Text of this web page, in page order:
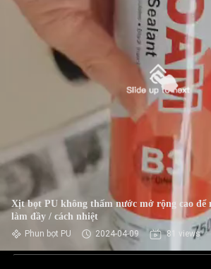
Xịt bọt PU không thấm nước mở rộng cao để
làm đầy / cách nhiệt
Phun bọt PU 2024-04-09 81 views